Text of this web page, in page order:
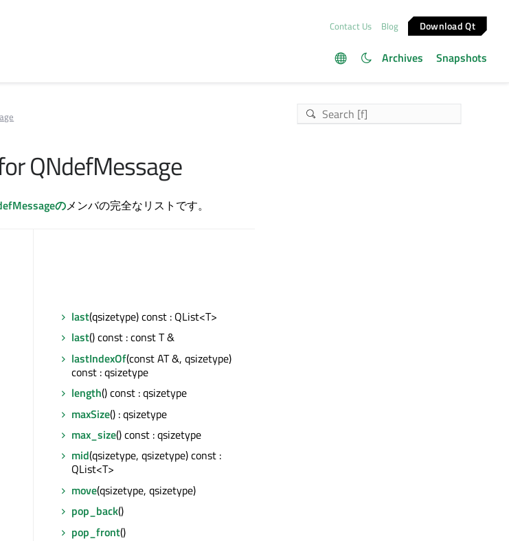
Contact Us Blog Download Qt
Archives Snapshots
QNdefMessage
のメンバの完全なリストです。
last(qsizetype) const : QList<T>
last() const : const T &
lastIndexOf(const AT &, qsizetype)
const : qsizetype
length() const : qsizetype
maxSize() : qsizetype
max_size() const : qsizetype
mid(qsizetype, qsizetype) const :
QList<T>
move(qsizetype, qsizetype)
pop_back()
pop_front()